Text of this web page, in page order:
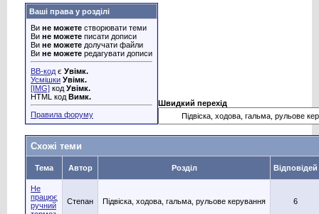
Ваші права у розділі
Ви не можете створювати теми
Ви не можете писати дописи
Ви не можете долучати файли
Ви не можете редагувати дописи
BB-код є Увімк.
Усмішки Увімк.
[IMG] код Увімк.
HTML код Вимк.
Правила форуму
Швидкий перехід
Схожі теми
Тема Автор Розділ Відповідей
Не
працює
ручний
Степан Підвіска, ходова, гальма, рульове керування 6